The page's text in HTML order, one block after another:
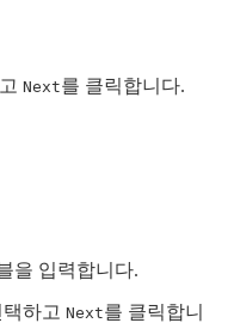
Next를 클릭합니다.
을 입력합니다.
하고 Next를 클릭합니